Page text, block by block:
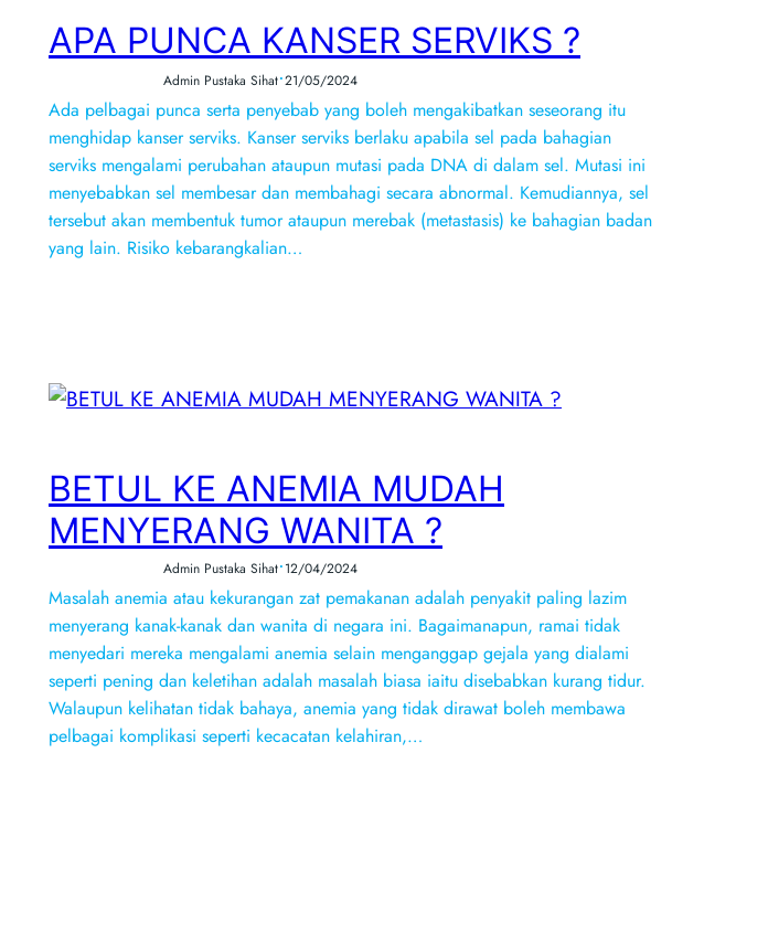
APA PUNCA KANSER SERVIKS ?
Admin Pustaka Sihat•21/05/2024
Ada pelbagai punca serta penyebab yang boleh mengakibatkan seseorang itu
menghidap kanser serviks. Kanser serviks berlaku apabila sel pada bahagian
serviks mengalami perubahan ataupun mutasi pada DNA di dalam sel. Mutasi ini
menyebabkan sel membesar dan membahagi secara abnormal. Kemudiannya, sel
tersebut akan membentuk tumor ataupun merebak (metastasis) ke bahagian badan
yang lain. Risiko kebarangkalian…
BETUL KE ANEMIA MUDAH
MENYERANG WANITA ?
Admin Pustaka Sihat•12/04/2024
Masalah anemia atau kekurangan zat pemakanan adalah penyakit paling lazim
menyerang kanak-kanak dan wanita di negara ini. Bagaimanapun, ramai tidak
menyedari mereka mengalami anemia selain menganggap gejala yang dialami
seperti pening dan keletihan adalah masalah biasa iaitu disebabkan kurang tidur.
Walaupun kelihatan tidak bahaya, anemia yang tidak dirawat boleh membawa
pelbagai komplikasi seperti kecacatan kelahiran,…